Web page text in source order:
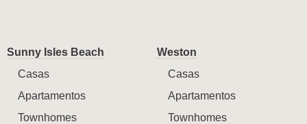
Sunny Isles Beach
Casas
Apartamentos
Townhomes
Weston
Casas
Apartamentos
Townhomes